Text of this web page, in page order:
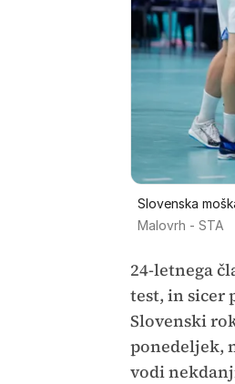
Slovenska
Malovrh - STA
24-letnega
test, in sicer
Slovenski
ponedeljek,
vodi